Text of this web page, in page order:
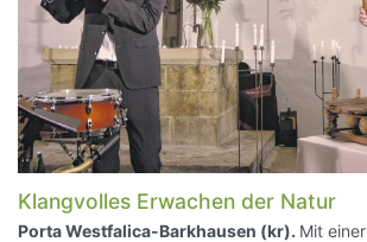
Klangvolles Erwachen der Natur
Porta Westfalica-Barkhausen (kr). Mit einer